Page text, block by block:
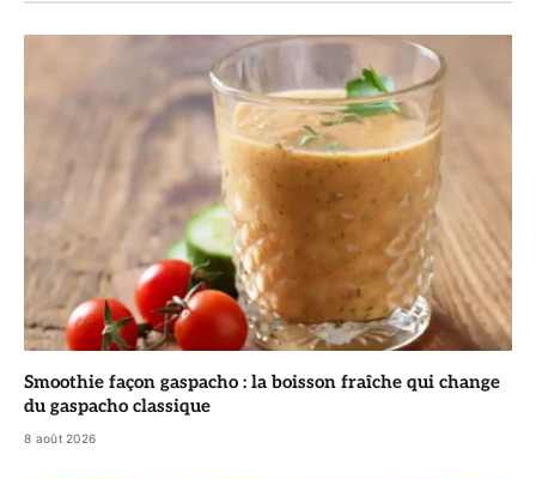
Smoothie façon gaspacho : la boisson fraîche qui change
du gaspacho classique
8 août 2026